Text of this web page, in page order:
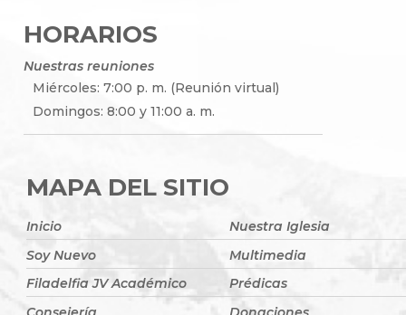
HORARIOS
Nuestras reuniones
Miércoles: 7:00 p. m. (Reunión virtual)
Domingos: 8:00 y 11:00 a. m.
MAPA DEL SITIO
Inicio
Nuestra Iglesia
Soy Nuevo
Multimedia
Filadelfia JV Académico
Prédicas